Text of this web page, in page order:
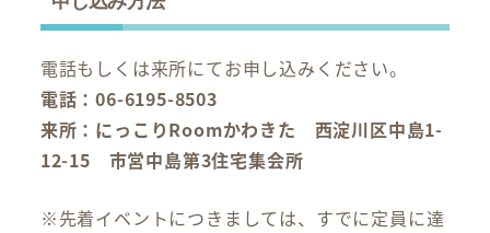
電話もしくは来所にてお申し込みください。
電話：06-6195-8503
来所：にっこりRoomかわきた 西淀川区中島1-
12-15 市営中島第3住宅集会所
※先着イベントにつきましては、すでに定員に達